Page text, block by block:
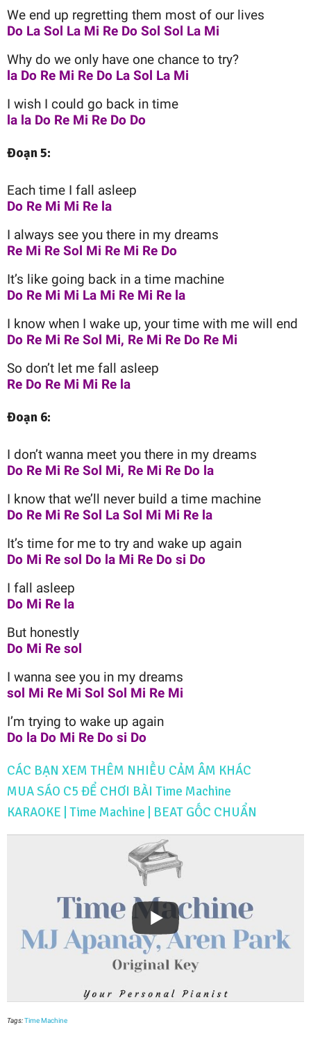
We end up regretting them most of our lives
Do La Sol La Mi Re Do Sol Sol La Mi
Why do we only have one chance to try?
la Do Re Mi Re Do La Sol La Mi
I wish I could go back in time
la la Do Re Mi Re Do Do
Đoạn 5:
Each time I fall asleep
Do Re Mi Mi Re la
I always see you there in my dreams
Re Mi Re Sol Mi Re Mi Re Do
It’s like going back in a time machine
Do Re Mi Mi La Mi Re Mi Re la
I know when I wake up, your time with me will end
Do Re Mi Re Sol Mi, Re Mi Re Do Re Mi
So don’t let me fall asleep
Re Do Re Mi Mi Re la
Đoạn 6:
I don’t wanna meet you there in my dreams
Do Re Mi Re Sol Mi, Re Mi Re Do la
I know that we’ll never build a time machine
Do Re Mi Re Sol La Sol Mi Mi Re la
It’s time for me to try and wake up again
Do Mi Re sol Do la Mi Re Do si Do
I fall asleep
Do Mi Re la
But honestly
Do Mi Re sol
I wanna see you in my dreams
sol Mi Re Mi Sol Sol Mi Re Mi
I’m trying to wake up again
Do la Do Mi Re Do si Do
CÁC BẠN XEM THÊM NHIỀU CẢM ÂM KHÁC
MUA SÁO C5 ĐỂ CHƠI BÀI Time Machine
KARAOKE | Time Machine | BEAT GỐC CHUẨN
Tags:Time Machine